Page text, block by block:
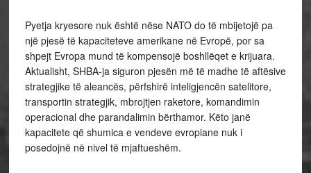
Pyetja kryesore nuk është nëse NATO do të mbijetojë pa
një pjesë të kapaciteteve amerikane në Evropë, por sa
shpejt Evropa mund të kompensojë boshllëqet e krijuara.
Aktualisht, SHBA-ja siguron pjesën më të madhe të aftësive
strategjike të aleancës, përfshirë inteligjencën satelitore,
transportin strategjik, mbrojtjen raketore, komandimin
operacional dhe parandalimin bërthamor. Këto janë
kapacitete që shumica e vendeve evropiane nuk i
posedojnë në nivel të mjaftueshëm.